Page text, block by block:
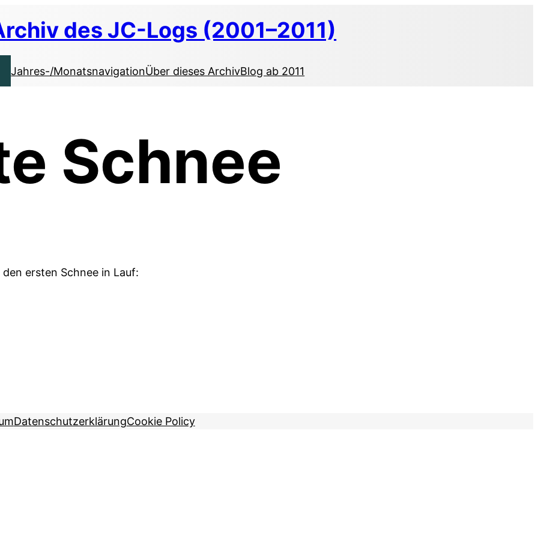
des JC-Logs (2001–2011)
Jahres-/MonatsnavigationÜber dieses ArchivBlog ab 2011
Schnee
ersten Schnee in Lauf:
DatenschutzerklärungCookie Policy